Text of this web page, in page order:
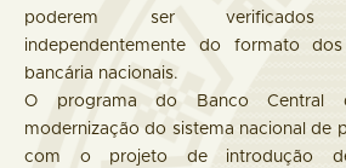
poderem ser verificados
independentemente do formato
bancária nacionais.
O programa do Banco Central
modernização do sistema nacional de
com o projeto de introdução